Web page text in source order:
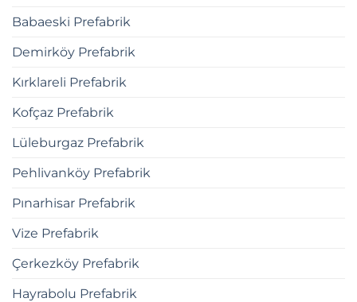
Babaeski Prefabrik
Demirköy Prefabrik
Kırklareli Prefabrik
Kofçaz Prefabrik
Lüleburgaz Prefabrik
Pehlivanköy Prefabrik
Pınarhisar Prefabrik
Vize Prefabrik
Çerkezköy Prefabrik
Hayrabolu Prefabrik